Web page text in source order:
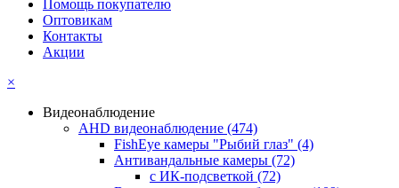
Помощь покупателю
Оптовикам
Контакты
Акции
×
Видеонаблюдение
AHD видеонаблюдение (474)
FishEye камеры "Рыбий глаз" (4)
Антивандальные камеры (72)
с ИК-подсветкой (72)